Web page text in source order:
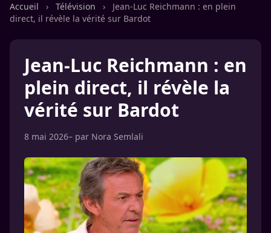
Accueil › Télévision ›
Jean-Luc Reichmann : en plein
direct, il révèle la vérité sur Bardot
Jean-Luc Reichmann : en
plein direct, il révèle la
vérité sur Bardot
8 mai 2026– par Nora Semlali